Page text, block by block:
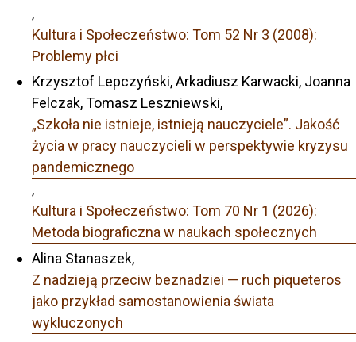
,
Kultura i Społeczeństwo: Tom 52 Nr 3 (2008):
Problemy płci
Krzysztof Lepczyński, Arkadiusz Karwacki, Joanna
Felczak, Tomasz Leszniewski,
„Szkoła nie istnieje, istnieją nauczyciele”. Jakość
życia w pracy nauczycieli w perspektywie kryzysu
pandemicznego
,
Kultura i Społeczeństwo: Tom 70 Nr 1 (2026):
Metoda biograficzna w naukach społecznych
Alina Stanaszek,
Z nadzieją przeciw beznadziei — ruch piqueteros
jako przykład samostanowienia świata
wykluczonych